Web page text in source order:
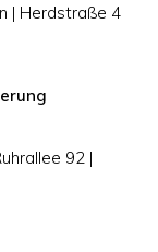
| Herdstraße 4
92 |